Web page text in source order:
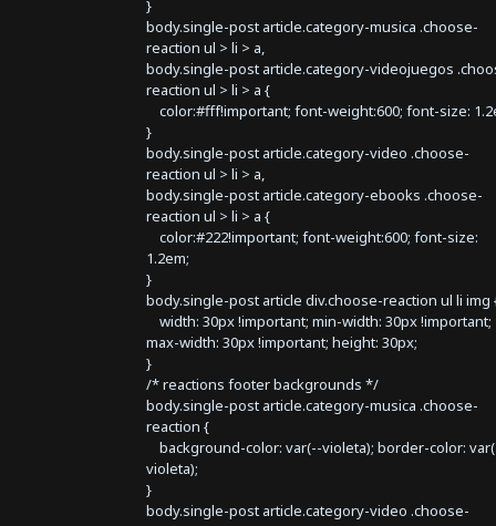
}
body.single-post article.category-musica .choose-
reaction ul > li > a,
body.single-post article.category-videojuegos
reaction ul > li > a {
color:#fff!important; font-weight:600; font-size:
}
body.single-post article.category-video .choose-
reaction ul > li > a,
body.single-post article.category-ebooks .choose-
reaction ul > li > a {
color:#222!important; font-weight:600; font-size:
1.2em;
}
body.single-post article div.choose-reaction ul li img
width: 30px !important; min-width: 30px !important;
max-width: 30px !important; height: 30px;
}
/* reactions footer backgrounds */
body.single-post article.category-musica .choose-
reaction {
background-color: var(--violeta); border-color:
violeta);
}
body.single-post article.category-video .choose-